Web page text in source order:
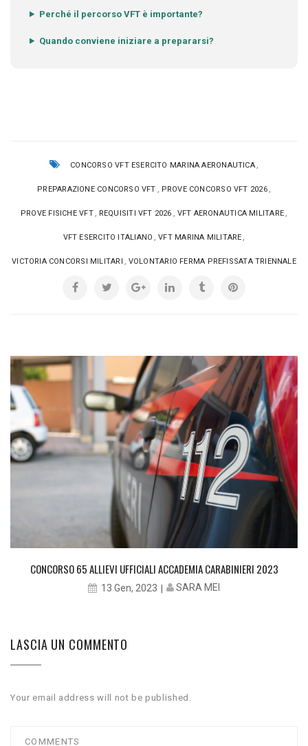
Perché il percorso VFT è importante?
Quando conviene iniziare a prepararsi?
CONCORSO VFT ESERCITO MARINA AERONAUTICA
PREPARAZIONE CONCORSO VFT PROVE CONCORSO VFT 2026
PROVE FISICHE VFT REQUISITI VFT 2026 VFT AERONAUTICA MILITARE
VFT ESERCITO ITALIANO ,VFT MARINA MILITARE
VICTORIA CONCORSI MILITARI VOLONTARIO FERMA PREFISSATA TRIENNALE
CONCORSO 65 ALLIEVI UFFICIALI ACCADEMIA CARABINIERI 2023
13 Gen, 2023 SARA MEI
LASCIA UN COMMENTO
Your email address will not be published.